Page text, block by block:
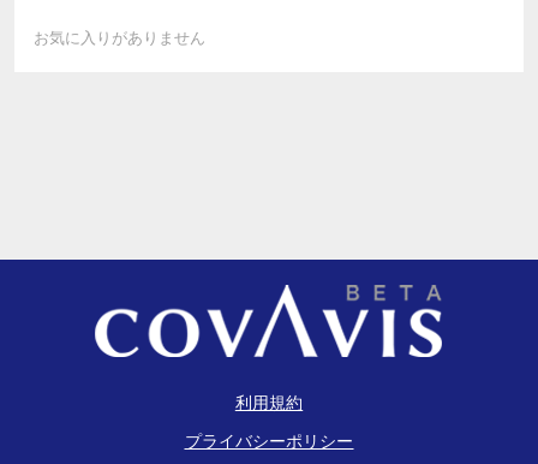
お気に入りがありません
利用規約
プライバシーポリシー